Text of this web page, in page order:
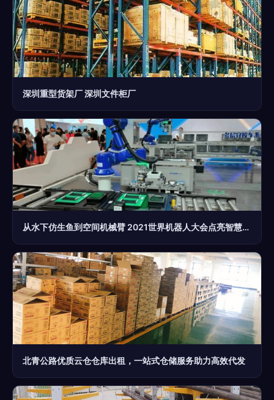
深圳重型货架厂 深圳文件柜厂
从水下仿生鱼到空间机械臂 2021世界机器人大会点亮智慧未来
北青公路优质云仓仓库出租，一站式仓储服务助力高效代发